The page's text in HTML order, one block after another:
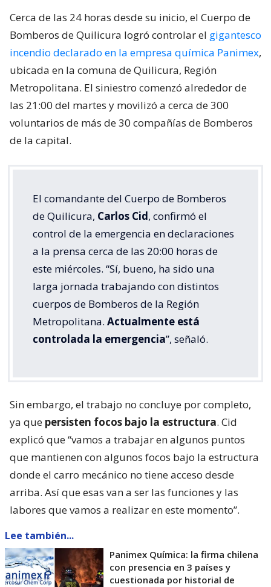
Cerca de las 24 horas desde su inicio, el Cuerpo de
Bomberos de Quilicura logró controlar el gigantesco
incendio declarado en la empresa química Panimex,
ubicada en la comuna de Quilicura, Región
Metropolitana. El siniestro comenzó alrededor de
las 21:00 del martes y movilizó a cerca de 300
voluntarios de más de 30 compañías de Bomberos
de la capital.
El comandante del Cuerpo de Bomberos
de Quilicura, Carlos Cid, confirmó el
control de la emergencia en declaraciones
a la prensa cerca de las 20:00 horas de
este miércoles. “Sí, bueno, ha sido una
larga jornada trabajando con distintos
cuerpos de Bomberos de la Región
Metropolitana. Actualmente está
controlada la emergencia”, señaló.
Sin embargo, el trabajo no concluye por completo,
ya que persisten focos bajo la estructura. Cid
explicó que “vamos a trabajar en algunos puntos
que mantienen con algunos focos bajo la estructura
donde el carro mecánico no tiene acceso desde
arriba. Así que esas van a ser las funciones y las
labores que vamos a realizar en este momento”.
Lee también...
Panimex Química: la firma chilena
con presencia en 3 países y
cuestionada por historial de